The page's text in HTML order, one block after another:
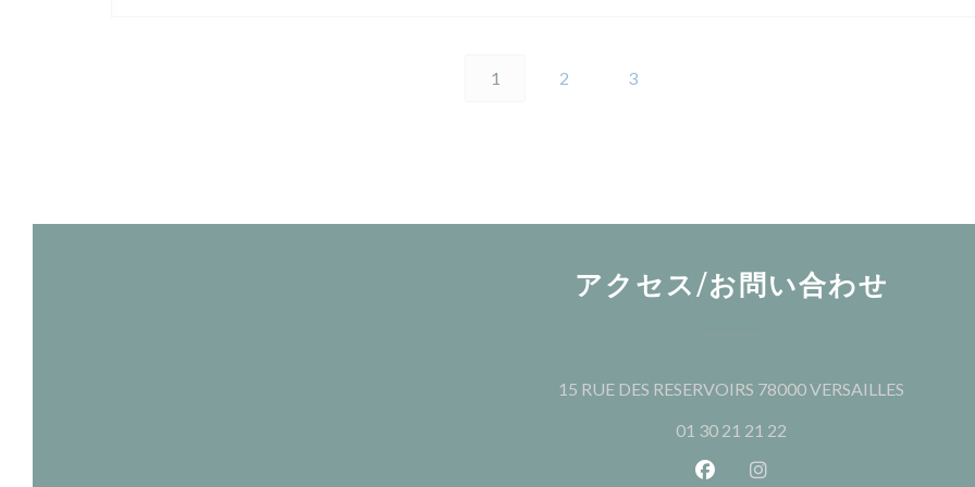
1 2 3
アクセス/お問い合わせ
15 RUE DES RESERVOIRS 78000 VERSAILLES
01 30 21 21 22